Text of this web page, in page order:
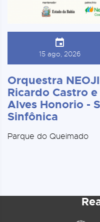
15 ago, 2026
Orquestra
Ricardo Castro
Alves Honorio -
Sinfônica
Parque do Queimado